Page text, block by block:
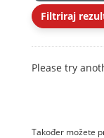
Filtriraj
Please try
Također možete